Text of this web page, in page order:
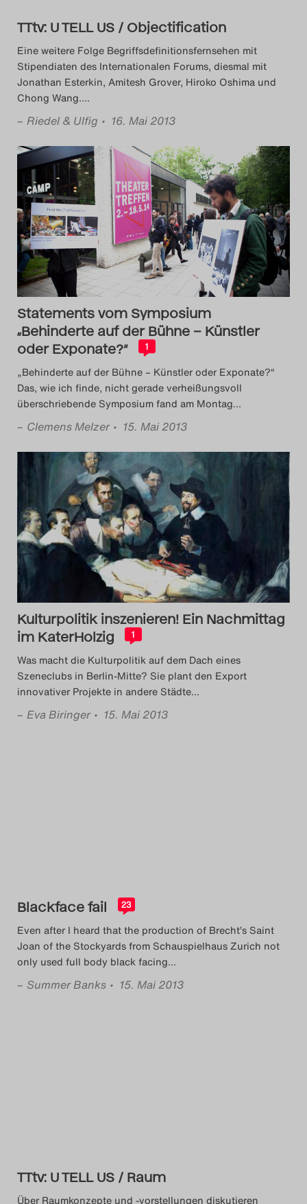
TTtv: U TELL US / Objectification
Eine weitere Folge Begriffsdefinitionsfernsehen mit
Stipendiaten des Internationalen Forums, diesmal mit
Jonathan Esterkin, Amitesh Grover, Hiroko Oshima und
Chong Wang.…
– Riedel & Ulfig • 16. Mai 2013
Statements vom Symposium
„Behinderte auf der Bühne – Künstler
oder Exponate?“
1
„Behinderte auf der Bühne – Künstler oder Exponate?“
Das, wie ich finde, nicht gerade verheißungsvoll
überschriebende Symposium fand am Montag…
– Clemens Melzer • 15. Mai 2013
Kulturpolitik inszenieren! Ein Nachmittag
im KaterHolzig
1
Was macht die Kulturpolitik auf dem Dach eines
Szeneclubs in Berlin-Mitte? Sie plant den Export
innovativer Projekte in andere Städte…
– Eva Biringer • 15. Mai 2013
Blackface fail 23
Even after I heard that the production of Brecht’s Saint
Joan of the Stockyards from Schauspielhaus Zurich not
only used full body black facing…
– Summer Banks • 15. Mai 2013
TTtv: U TELL US / Raum
Über Raumkonzepte und -vorstellungen diskutieren